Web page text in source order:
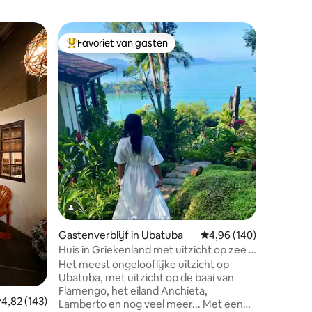
beoordeling van 4,82 op 5, 143 recensies
4,82 (143)
Topfavoriet van gasten
Favoriet van gasten
Gastenverblijf in Ubatuba Gemiddelde
4,96 (140)
Huis in Griekenland met uitzicht op zee -
Promontory Site
Het meest ongelooflijke uitzicht op
Ubatuba, met uitzicht op de baai van
Flamengo, het eiland Anchieta,
Lamberto en nog veel meer... Met een